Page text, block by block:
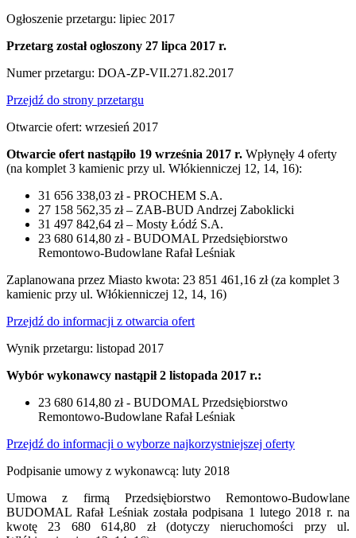
Ogłoszenie przetargu: lipiec 2017
Przetarg został ogłoszony 27 lipca 2017 r.
Numer przetargu: DOA-ZP-VII.271.82.2017
Przejdź do strony przetargu
Otwarcie ofert: wrzesień 2017
Otwarcie ofert nastąpiło 19 września 2017 r. Wpłynęły 4 oferty
(na komplet 3 kamienic przy ul. Włókienniczej 12, 14, 16):
31 656 338,03 zł - PROCHEM S.A.
27 158 562,35 zł – ZAB-BUD Andrzej Zaboklicki
31 497 842,64 zł – Mosty Łódź S.A.
23 680 614,80 zł - BUDOMAL Przedsiębiorstwo
Remontowo-Budowlane Rafał Leśniak
Zaplanowana przez Miasto kwota: 23 851 461,16 zł (za komplet 3
kamienic przy ul. Włókienniczej 12, 14, 16)
Przejdź do informacji z otwarcia ofert
Wynik przetargu: listopad 2017
Wybór wykonawcy nastąpił 2 listopada 2017 r.:
23 680 614,80 zł - BUDOMAL Przedsiębiorstwo
Remontowo-Budowlane Rafał Leśniak
Przejdź do informacji o wyborze najkorzystniejszej oferty
Podpisanie umowy z wykonawcą: luty 2018
Umowa z firmą Przedsiębiorstwo Remontowo-Budowlane
BUDOMAL Rafał Leśniak została podpisana 1 lutego 2018 r. na
kwotę 23 680 614,80 zł (dotyczy nieruchomości przy ul.